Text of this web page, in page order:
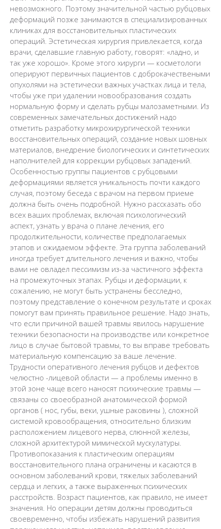
невозможного. Поэтому значительной частью рубцовых
деформаций позже занимаются в специализированных
клиниках для восстановительных пластических
операций. Эстетическая хирургия привлекается, когда
врачи, сделавшие главную работу, говорят: «ладно, и
так уже хорошо». Кроме этого хирурги — косметологи
оперируют первичных пациентов с доброкачествеными
опухолями на эстетически важных участках лица и тела,
чтобы уже при удалении новообразования создать
нормальную форму и сделать рубцы малозаметными. Из
современных замечательных достижений надо
отметить разработку микрохирургической техники
восстановительных операций, создание новых шовных
материалов, внедрение биологических и синтетических
наполнителей для коррекции рубцовых западений.
Особенностью группы пациентов с рубцовыми
деформациями является уникальность почти каждого
случая, поэтому беседа с врачом на первом приеме
должна быть очень подробной. Нужно рассказать обо
всех ваших проблемах, включая психологический
аспект, узнать у врача о плане лечения, его
продолжительности, количестве предполагаемых
этапов и ожидаемом эффекте. Эта группа заболеваний
иногда требует длительного лечения и важно, чтобы
вами не овладел пессимизм из-за частичного эффекта
на промежуточных этапах. Рубцы и деформации, к
сожалению, не могут быть устранены бесследно,
поэтому представление о конечном результате и сроках
помогут вам принять правильное решение. Надо знать,
что если причиной вашей травмы явилось нарушение
техники безопасности на производстве или конкретное
лицо в случае бытовой травмы, то вы вправе требовать
материальную компенсацию за ваше лечение.
Трудности оперативного лечения рубцов и дефектов
челюстно -лицевой области — а проблемы именно в
этой зоне чаще всего наносят психические травмы —
связаны со своеобразной анатомической формой
органов ( нос, губы, веки, ушные раковины ), сложной
системой кровообращения, относительно близким
расположением лицевого нерва, слюнной железы,
сложной архитектурой мимической мускулатуры.
Противопоказания к пластическим операциям
восстановительного плана ограничены и касаются в
основном заболеваний крови, тяжелых заболеваний
сердца и легких, а также выраженных психических
расстройств. Возраст пациентов, как правило, не имеет
значения. Но операции детям должны проводиться
своевременно, чтобы избежать нарушений развития